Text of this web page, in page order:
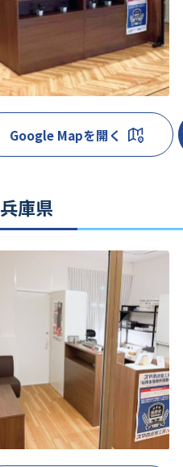
Google Mapを開く
兵庫県